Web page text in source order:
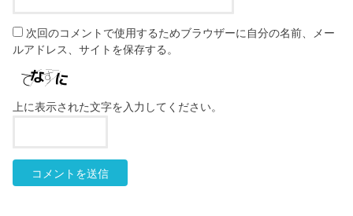
次回のコメントで使用するためブラウザーに自分の名前、メー
ルアドレス、サイトを保存する。
上に表示された文字を入力してください。